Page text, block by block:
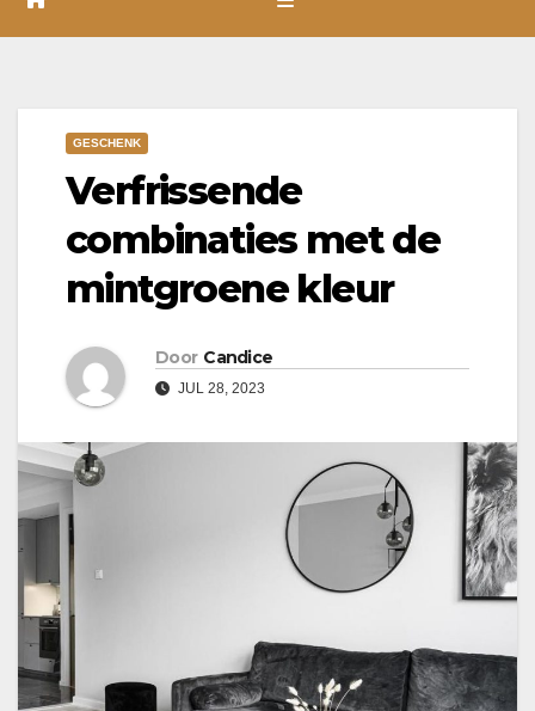
GESCHENK
Verfrissende
combinaties met de
mintgroene kleur
Door Candice
JUL 28, 2023